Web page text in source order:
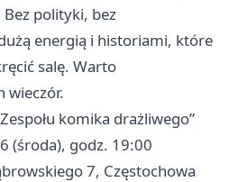
polityki, bez
energią i historiami, które
salę. Warto
wieczór.
komika drażliwego”
(środa), godz. 19:00
7, Częstochowa